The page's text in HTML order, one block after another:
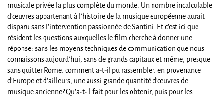
musicale privée la plus complète du monde. Un nombre incalculable
d'œuvres appartenant à l'histoire de la musique européenne aurait
disparu sans l'intervention passionnée de Santini. Et c'est ici que
résident les questions auxquelles le film cherche à donner une
réponse: sans les moyens techniques de communication que nous
connaissons aujourd'hui, sans de grands capitaux et même, presque
sans quitter Rome, comment a-t-il pu rassembler, en provenance
d'Europe et d'ailleurs, une aussi grande quantité d'œuvres de
musique ancienne? Qu'a-t-il fait pour les obtenir, puis pour les